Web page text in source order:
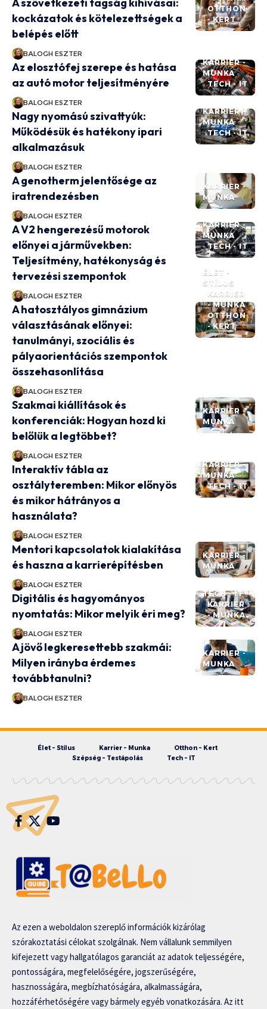
OTTHON
- KERT
kockázatok és kötelezettségek a
belépés előtt
BALOGH ESZTER
KARRIER -
MUNKA
TECH - IT
Az elosztófej szerepe és hatása
az autó motor teljesítményére
BALOGH ESZTER
KARRIER -
MUNKA
TECH - IT
Nagy nyomású szivattyúk:
Működésük és hatékony ipari
alkalmazásuk
BALOGH ESZTER
KARRIER -
MUNKA
A genotherm jelentősége az
iratrendezésben
BALOGH ESZTER
KARRIER -
MUNKA
TECH - IT
A V2 hengerezésű motorok
előnyei a járművekben:
Teljesítmény, hatékonyság és
tervezési szempontok
BALOGH ESZTER
ÉLET -
STÍLUS
KARRIER
- MUNKA
OTTHON
- KERT
A hatosztályos gimnázium
választásának előnyei:
tanulmányi, szociális és
pályaorientációs szempontok
összehasonlítása
BALOGH ESZTER
KARRIER -
MUNKA
Szakmai kiállítások és
konferenciák: Hogyan hozd ki
belőlük a legtöbbet?
BALOGH ESZTER
KARRIER -
MUNKA
TECH - IT
Interaktív tábla az
osztályteremben: Mikor előnyös
és mikor hátrányos a
használata?
BALOGH ESZTER
KARRIER -
MUNKA
Mentori kapcsolatok kialakítása
és haszna a karrierépítésben
BALOGH ESZTER
TECH - IT
KARRIER
- MUNKA
Digitális és hagyományos
nyomtatás: Mikor melyik éri meg?
BALOGH ESZTER
KARRIER -
MUNKA
A jövő legkeresettebb szakmái:
Milyen irányba érdemes
továbbtanulni?
BALOGH ESZTER
Élet – Stílus Karrier – Munka
Otthon – Kert
Szépség – Testápolás
Tech – IT
Az ezen a weboldalon szereplő információk kizárólag
szórakoztatási célokat szolgálnak. Nem vállalunk semmilyen
kifejezett vagy hallgatólagos garanciát az adatok teljességére,
pontosságára, megfelelőségére, jogszerűségére,
hasznosságára, megbízhatóságára, alkalmasságára,
hozzáférhetőségére vagy bármely egyéb vonatkozására. Az itt